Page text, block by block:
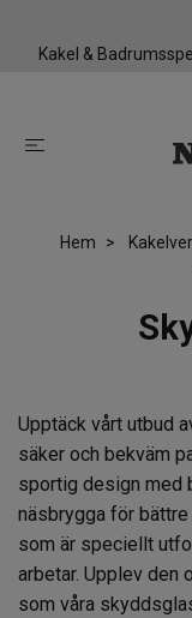
Kakel &
Hem
Upptäck vårt utbud
säker och bekväm
sportig design med
näsbrygga för
som är speciellt
arbetar. Upplev den
som våra